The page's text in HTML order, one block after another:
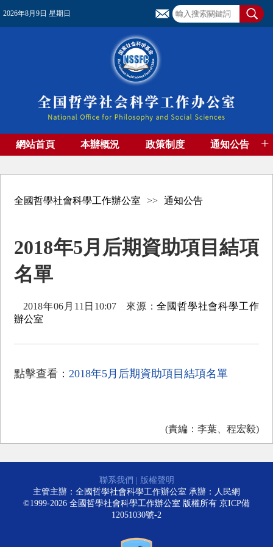
2026年8月9日 星期日
網站首頁 本辦概況 政策制度 通知公告 +
全國哲學社會科學工作辦公室 >> 通知公告
2018年5月后期資助項目結項
名單
2018年06月11日10:07 來源：全國哲學社會科學工作
辦公室
點擊查看： 2018年5月后期資助項目結項名單
(責編：李葉、程宏毅)
聯系我們
版權聲明
主管主辦：全國哲學社會科學工作辦公室 承辦：人民網
©1999-2026 全國哲學社會科學工作辦公室 版權所有 京ICP備
12051030號-2